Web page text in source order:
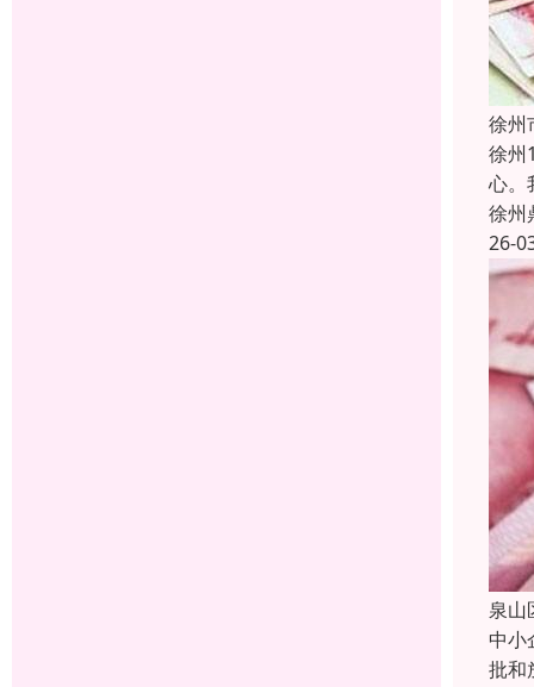
徐州
徐州
心。
徐州
26-
泉山
中小
批和